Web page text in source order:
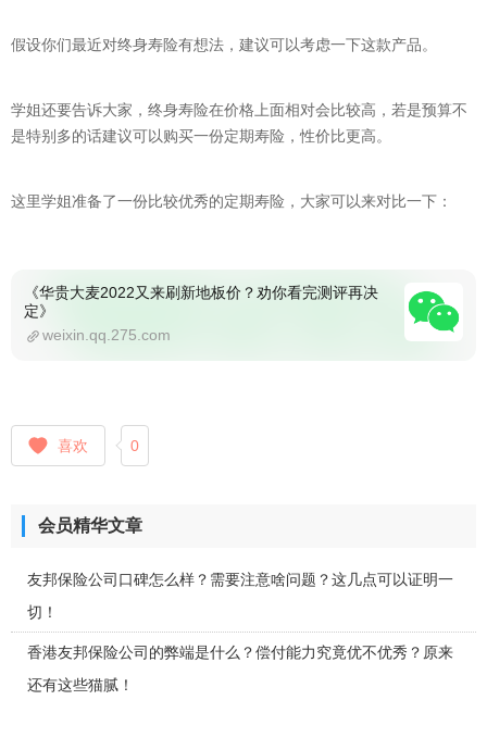
假设你们最近对终身寿险有想法，建议可以考虑一下这款产品。
学姐还要告诉大家，终身寿险在价格上面相对会比较高，若是预算不
是特别多的话建议可以购买一份定期寿险，性价比更高。
这里学姐准备了一份比较优秀的定期寿险，大家可以来对比一下：
《华贵大麦2022又来刷新地板价？劝你看完测评再决
定》
weixin.qq.275.com
喜欢 0
会员精华文章
友邦保险公司口碑怎么样？需要注意啥问题？这几点可以证明一
切！
香港友邦保险公司的弊端是什么？偿付能力究竟优不优秀？原来
还有这些猫腻！